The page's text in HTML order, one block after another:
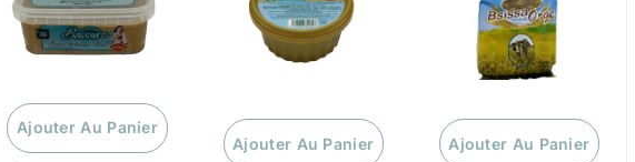
Ajouter Au Panier
Ajouter Au Panier Ajouter Au Panier